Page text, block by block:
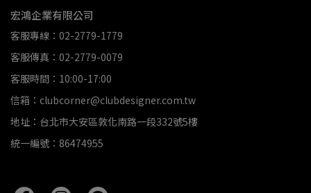
宏鴻企業有限公司
客服專線：02-2779-1779
客服傳真：02-2779-0079
客服時間：10:00-17:00
信箱：clubcorner@clubdesigner.com.tw
地址：台北市大安區敦化南路一段332號5樓
統一編號：86474955